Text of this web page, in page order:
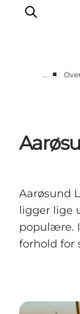
Det sker
Booking
… ■
Aarøsund
ligger lige
populære.
forhold for